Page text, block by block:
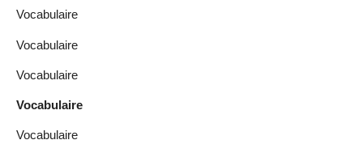
Vocabulaire
Vocabulaire
Vocabulaire
Vocabulaire
Vocabulaire